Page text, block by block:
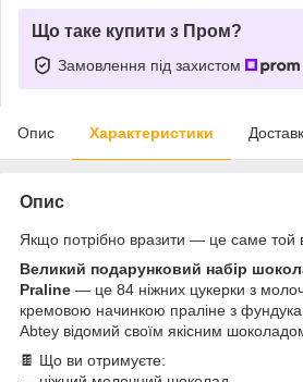
Що таке купити з Пром?
Замовлення під захистом
Опис Характеристики
Опис
Якщо потрібно вразити — це саме той
Великий подарунковий набір
Praline — це 84 ніжних цукерки з
кремовою начинкою праліне з
Abtey відомий своїм якісним
🍫 Що ви отримуєте: